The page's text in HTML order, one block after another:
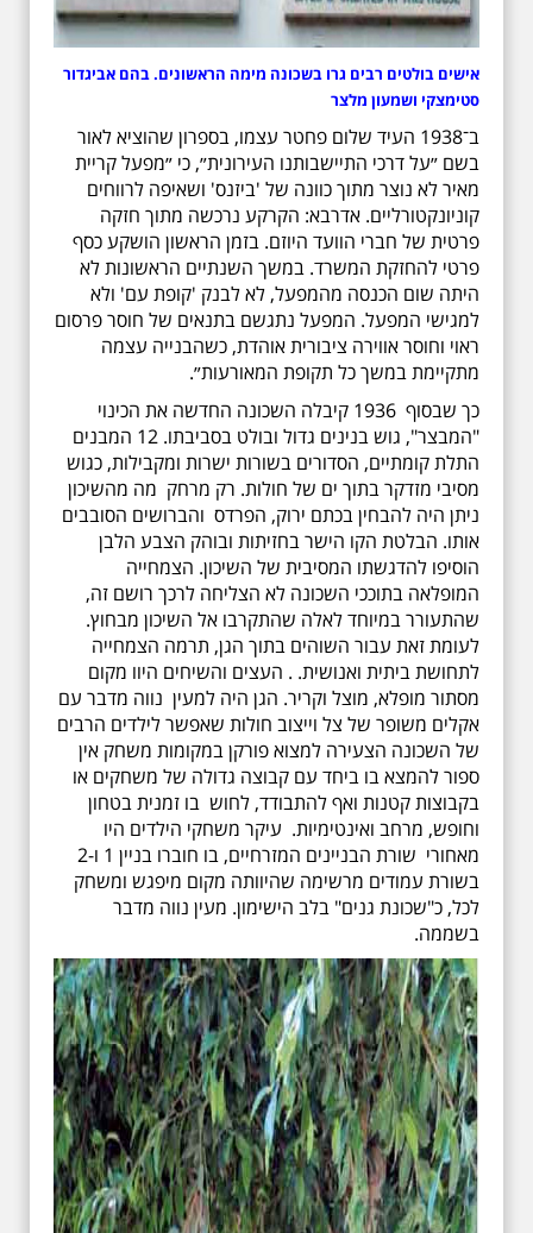
אישים בולטים רבים גרו בשכונה מימה הראשונים. בהם אביגדור
סטימצקי ושמעון מלצר
ב־1938 העיד שלום פחטר עצמו, בספרון שהוציא לאור
בשם ״על דרכי התיישבותנו העירונית״, כי ״מפעל קריית
מאיר לא נוצר מתוך כוונה של 'ביזנס' ושאיפה לרווחים
קוניונקטורליים. אדרבא: הקרקע נרכשה מתוך חזקה
פרטית של חברי הוועד היוזם. בזמן הראשון הושקע כסף
פרטי להחזקת המשרד. במשך השנתיים הראשונות לא
היתה שום הכנסה מהמפעל, לא לבנק 'קופת עם' ולא
למגישי המפעל. המפעל נתגשם בתנאים של חוסר פרסום
ראוי וחוסר אווירה ציבורית אוהדת, כשהבנייה עצמה
מתקיימת במשך כל תקופת המאורעות״.
כך שבסוף 1936 קיבלה השכונה החדשה את הכינוי
"המבצר", גוש בנינים גדול ובולט בסביבתו. 12 המבנים
התלת קומתיים, הסדורים בשורות ישרות ומקבילות, כגוש
מסיבי מזדקר בתוך ים של חולות. רק מרחק מה מהשיכון
ניתן היה להבחין בכתם ירוק, הפרדס והברושים הסובבים
אותו. הבלטת הקו הישר בחזיתות ובוהק הצבע הלבן
הוסיפו להדגשתו המסיבית של השיכון. הצמחייה
המופלאה בתוככי השכונה לא הצליחה לרכך רושם זה,
שהתעורר במיוחד לאלה שהתקרבו אל השיכון מבחוץ.
לעומת זאת עבור השוהים בתוך הגן, תרמה הצמחייה
לתחושת ביתית ואנושית. . העצים והשיחים היוו מקום
מסתור מופלא, מוצל וקריר. הגן היה למעין נווה מדבר עם
אקלים משופר של צל וייצוב חולות שאפשר לילדים הרבים
של השכונה הצעירה למצוא פורקן במקומות משחק אין
ספור להמצא בו ביחד עם קבוצה גדולה של משחקים או
בקבוצות קטנות ואף להתבודד, לחוש בו זמנית בטחון
וחופש, מרחב ואינטימיות. עיקר משחקי הילדים היו
מאחורי שורת הבניינים המזרחיים, בו חוברו בניין 1 ו-2
בשורת עמודים מרשימה שהיוותה מקום מיפגש ומשחק
לכל, כ"שכונת גנים" בלב הישימון. מעין נווה מדבר
בשממה.